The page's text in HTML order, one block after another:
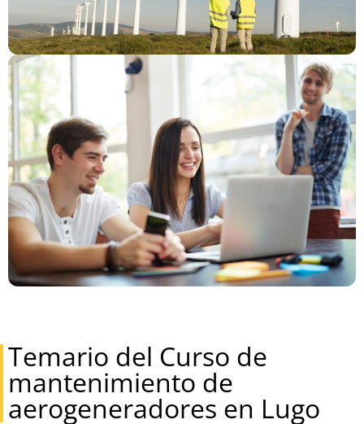
Temario del Curso de
mantenimiento de
aerogeneradores en Lugo